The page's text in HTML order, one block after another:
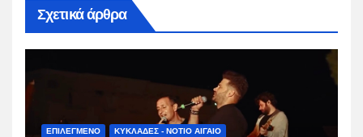
Σχετικά άρθρα
ΕΠΙΛΕΓΜΕΝΟ ΚΥΚΛΑΔΕΣ - ΝΟΤΙΟ ΑΙΓΑΙΟ